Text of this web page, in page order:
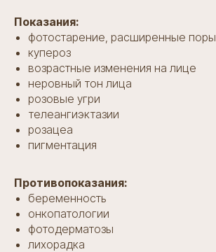
Показания:
фотостарение, расширенные поры
купероз
возрастные изменения на лице
неровный тон лица
розовые угри
телеангиэктазии
розацеа
пигментация
Противопоказания:
беременность
онкопатологии
фотодерматозы
лихорадка